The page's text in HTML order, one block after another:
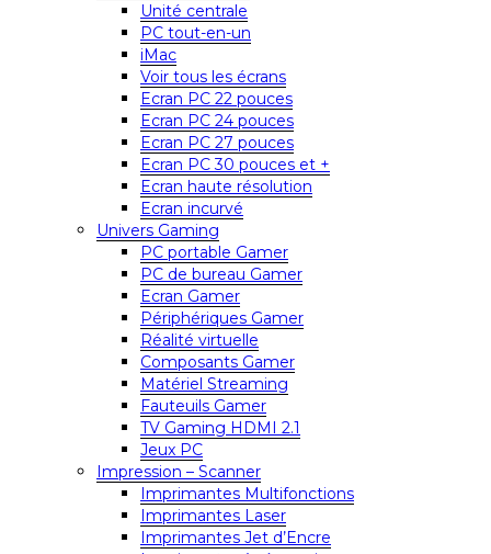
Unité centrale
PC tout-en-un
iMac
Voir tous les écrans
Ecran PC 22 pouces
Ecran PC 24 pouces
Ecran PC 27 pouces
Ecran PC 30 pouces et +
Ecran haute résolution
Ecran incurvé
Univers Gaming
PC portable Gamer
PC de bureau Gamer
Ecran Gamer
Périphériques Gamer
Réalité virtuelle
Composants Gamer
Matériel Streaming
Fauteuils Gamer
TV Gaming HDMI 2.1
Jeux PC
Impression – Scanner
Imprimantes Multifonctions
Imprimantes Laser
Imprimantes Jet d’Encre